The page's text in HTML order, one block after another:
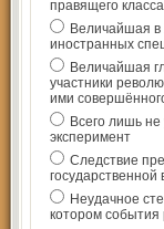
правящего класса
Величайшая в
иностранных
Величайшая
участники
ими
Всего лишь
эксперимент
Следствие
государственной
Неудачное
котором события